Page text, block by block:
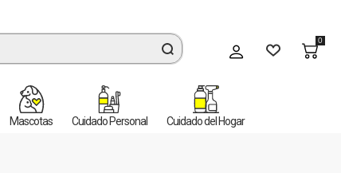
Mi cuenta
0
Mascotas Cuidado Personal Cuidado del Hogar